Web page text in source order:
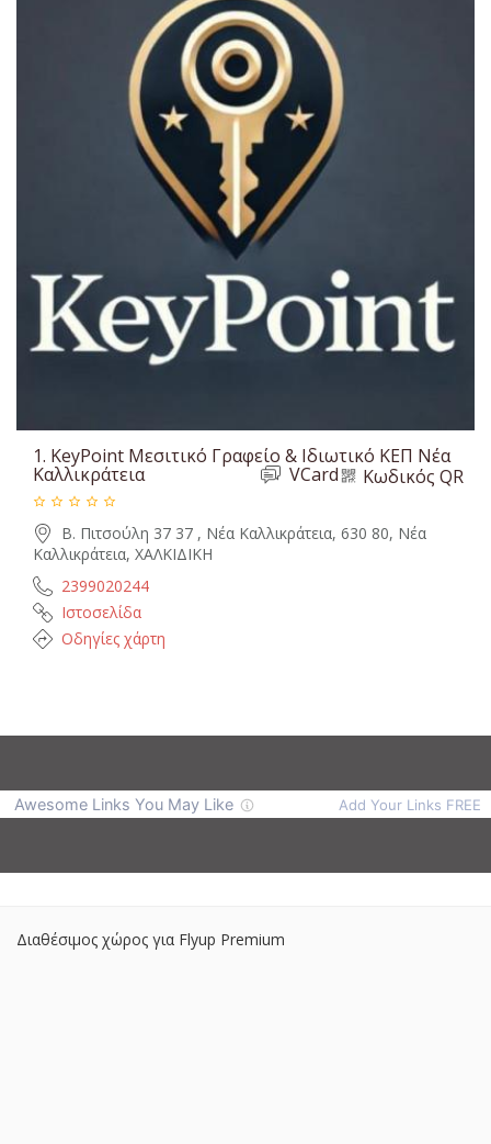
1. KeyPoint Μεσιτικό Γραφείο & Ιδιωτικό ΚΕΠ Νέα
Καλλικράτεια Κωδικός QR
VCard
Β. Πιτσούλη 37 37 , Νέα Καλλικράτεια, 630 80, Νέα
Καλλικράτεια, ΧΑΛΚΙΔΙΚΗ
2399020244
Ιστοσελίδα
Οδηγίες χάρτη
Διαθέσιμος χώρος για Flyup Premium